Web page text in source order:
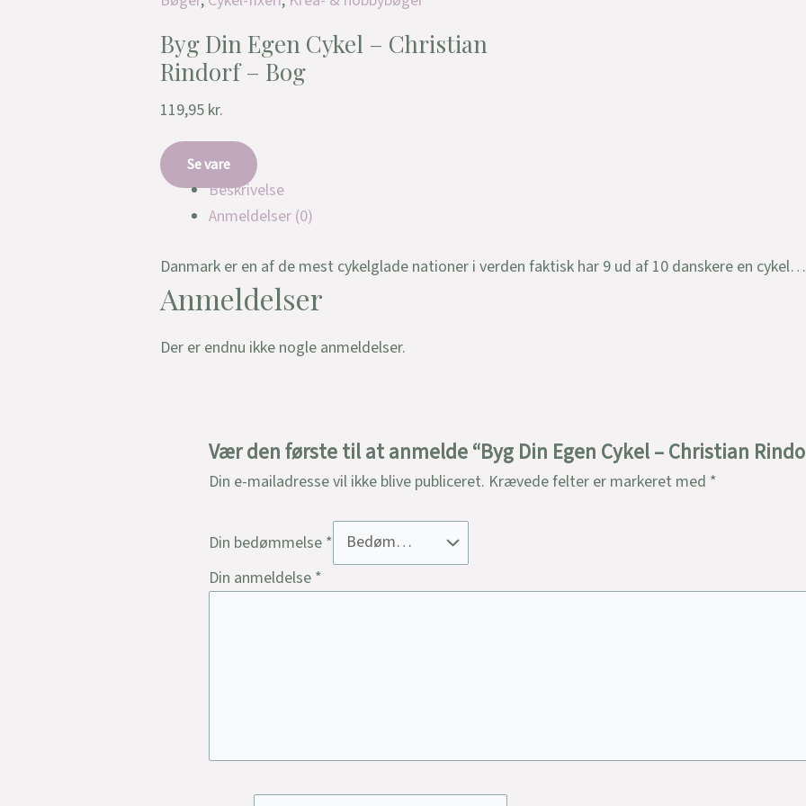
Byg Din Egen Cykel – Christian
Rindorf – Bog
119,95 kr.
Se vare
Beskrivelse
Anmeldelser (0)
Danmark er en af de mest cykelglade nationer i verden faktisk har 9 ud af 10 danskere en
Anmeldelser
Der er endnu ikke nogle anmeldelser.
Vær den første til at anmelde “Byg Din Egen Cykel – Christian
Din e-mailadresse vil ikke blive publiceret. Krævede felter er markeret med *
Din bedømmelse *
Din anmeldelse *